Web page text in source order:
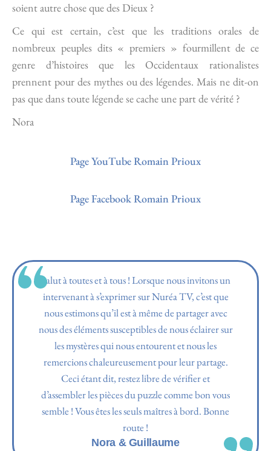
soient autre chose que des Dieux ?
Ce qui est certain, c’est que les traditions orales de
nombreux peuples dits « premiers » fourmillent de ce
genre d’histoires que les Occidentaux rationalistes
prennent pour des mythes ou des légendes. Mais ne dit-on
pas que dans toute légende se cache une part de vérité ?
Nora
Page YouTube Romain Prioux
Page Facebook Romain Prioux
Salut à toutes et à tous ! Lorsque nous invitons un
intervenant à s’exprimer sur Nuréa TV, c’est que
nous estimons qu’il est à même de partager avec
nous des éléments susceptibles de nous éclairer sur
les mystères qui nous entourent et nous les
remercions chaleureusement pour leur partage.
Ceci étant dit, restez libre de vérifier et
d’assembler les pièces du puzzle comme bon vous
semble ! Vous êtes les seuls maîtres à bord. Bonne
route !
Nora & Guillaume